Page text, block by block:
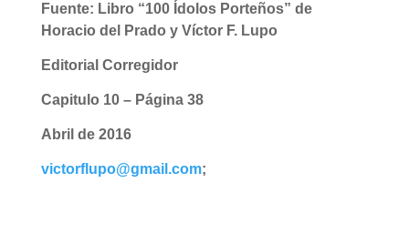
Fuente: Libro “100 Ídolos Porteños” de
Horacio del Prado y Víctor F. Lupo
Editorial Corregidor
Capitulo 10 – Página 38
Abril de 2016
victorflupo@gmail.com;